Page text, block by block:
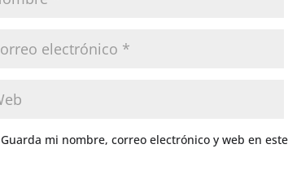
Guarda mi nombre, correo electrónico y web en